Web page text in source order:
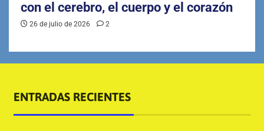
con el cerebro, el cuerpo y el corazón
26 de julio de 2026 2
ENTRADAS RECIENTES